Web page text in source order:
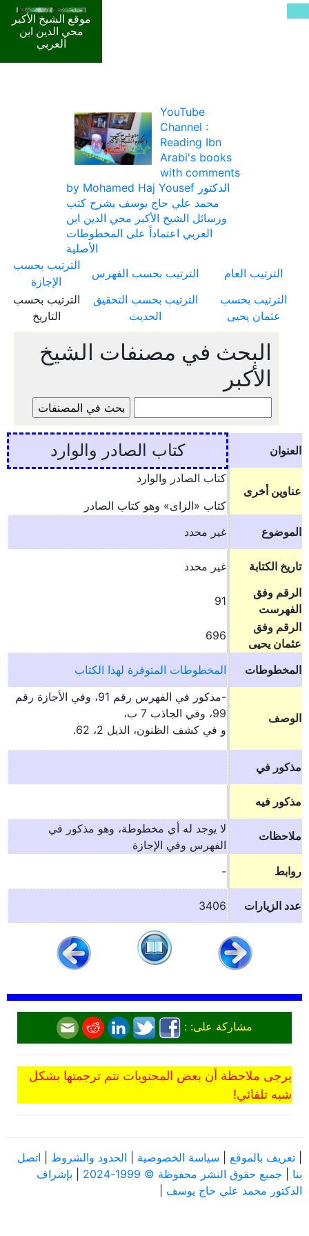
موقع الشيخ الأكبر
محي الدين ابن
العربي
YouTube
Channel :
Reading Ibn
Arabi's books
with comments
by Mohamed Haj Yousef الدكتور
محمد علي حاج يوسف يشرح كتب
ورسائل الشيخ الأكبر محي الدين ابن
العربي اعتماداً على المخطوطات
الأصلية
الترتيب العام
الترتيب بحسب الفهرس
الترتيب بحسب
الإجازة
الترتيب بحسب
عثمان يحيى
الترتيب بحسب التحقيق
الحديث
الترتيب بحسب
التاريخ
البحث في مصنفات الشيخ
الأكبر
العنوان كتاب الصادر والوارد
عناوين أخرى
كتاب الصادر والوارد
كتاب «الزاى» وهو كتاب الصادر
الموضوع
غير محدد
تاريخ الكتابة
غير محدد
الرقم وفق
الفهرست
91
الرقم وفق
عثمان يحيى
696
المخطوطات المخطوطات المتوفرة لهذا الكتاب
الوصف
-مذكور في الفهرس رقم 91، وفي الأجازة رقم
99، وفي الجاذب 7 ب،
و في كشف الظنون، الذيل 2، 62.
مذكور في
مذكور فيه
ملاحظات
لا يوجد له أي مخطوطة، وهو مذكور في
الفهرس وفي الإجازة
روابط
-
عدد الزيارات 3406
مشاركة على: :
يرجى ملاحظة أن بعض المحتويات تتم ترجمتها بشكل
شبه تلقائي!
تعريف بالموقع سياسة الخصوصية الحدود والشروط
اتصل
بنا
جميع حقوق النشر محفوظة © 1999-2024
بإشراف
الدكتور محمد علي حاج يوسف